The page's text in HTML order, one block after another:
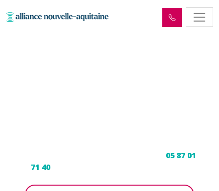
05 87 01
71 40